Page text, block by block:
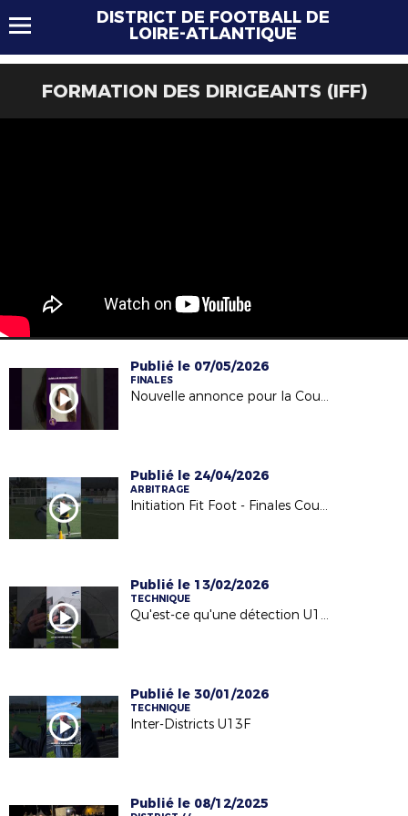
DISTRICT DE FOOTBALL DE
LOIRE-ATLANTIQUE
FORMATION DES DIRIGEANTS (IFF)
Publié le 07/05/2026
FINALES
Nouvelle annonce pour la Coupe Seniors Féminines !
Publié le 24/04/2026
ARBITRAGE
Initiation Fit Foot - Finales Coupe Foot5 Jeunes (samedi 18 avril 2026)
Publié le 13/02/2026
TECHNIQUE
Qu'est-ce qu'une détection U13M ?
Publié le 30/01/2026
TECHNIQUE
Inter-Districts U13F
Publié le 08/12/2025